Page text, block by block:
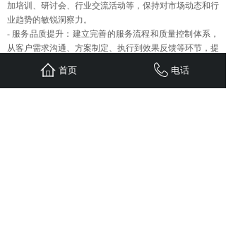
加培训、研讨会、行业交流活动等，保持对市场动态和行
业趋势的敏锐洞察力。
- 服务品质提升：建立完善的服务流程和质量控制体系，
从客户需求沟通、方案制定、执行到效果反馈等环节，提
供优质、高效、专业的服务，树立良好的口碑和品牌形
7. 加强本地特色与文化融合：
首页 电话